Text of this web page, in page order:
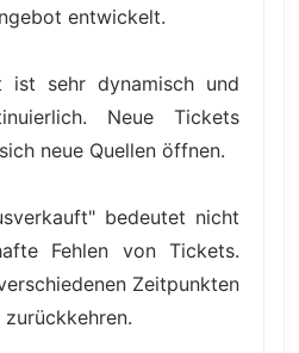
entwickelt.
ist sehr dynamisch und
Neue Tickets
neue Quellen öffnen.
bedeutet nicht
Fehlen von Tickets.
Zeitpunkten